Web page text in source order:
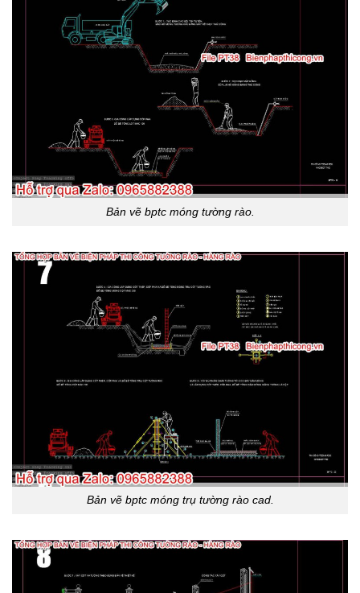
Bản vẽ bptc móng tường rào.
Bản vẽ bptc móng trụ tường rào cad.